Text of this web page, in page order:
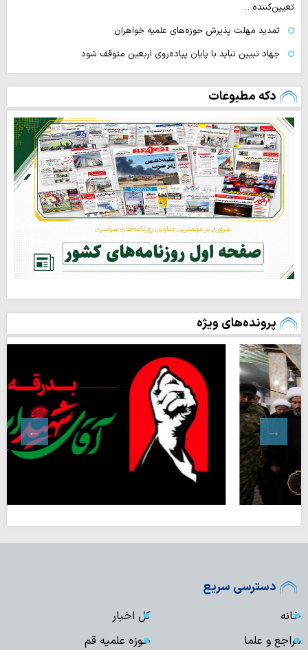
تعیین‌کننده…
تمدید مهلت پذیرش حوزه‌های علمیه خواهران
جهاد تبیین نباید با پایان پیاده‌روی اربعین متوقف شود
دکه مطبوعات
پرونده‌های ویژه
دسترسی سریع
خانه
کل اخبار
مراجع و علما
حوزه علمیه قم